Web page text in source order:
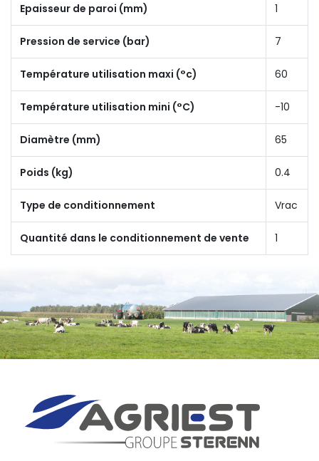
Epaisseur de paroi (mm) 1
Pression de service (bar) 7
Température utilisation maxi (°c) 60
Température utilisation mini (°C) -10
Diamètre (mm) 65
Poids (kg) 0.4
Type de conditionnement Vrac
Quantité dans le conditionnement de vente 1